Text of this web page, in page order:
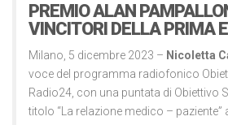
PREMIO ALAN
VINCITORI DELLA PRIMA
Milano, 5 dicembre 2023 – Nicoletta
voce del programma radiofonico
Radio24, con una puntata di Obiettivo
titolo “La relazione medico – paziente”